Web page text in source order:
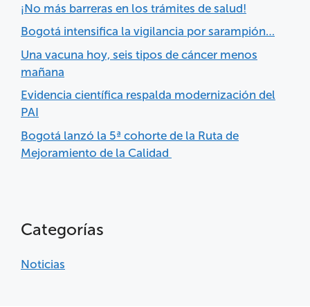
¡No más barreras en los trámites de salud!
Bogotá intensifica la vigilancia por sarampión…
Una vacuna hoy, seis tipos de cáncer menos
mañana
Evidencia científica respalda modernización del
PAI
Bogotá lanzó la 5ª cohorte de la Ruta de
Mejoramiento de la Calidad
Categorías
Noticias